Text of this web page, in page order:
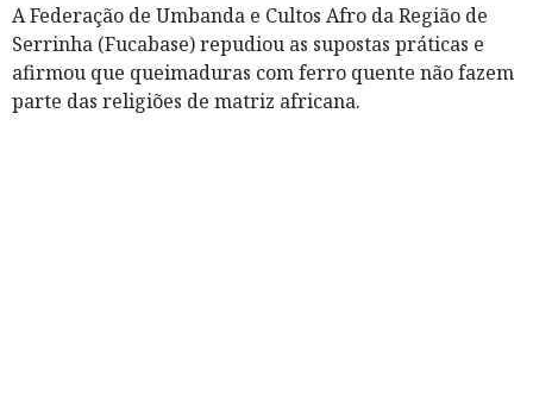
A Federação de Umbanda e Cultos Afro da Região de
Serrinha (Fucabase) repudiou as supostas práticas e
afirmou que queimaduras com ferro quente não fazem
parte das religiões de matriz africana.